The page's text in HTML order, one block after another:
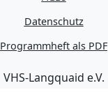
Datenschutz
Programmheft als PDF
VHS-Langquaid e.V.